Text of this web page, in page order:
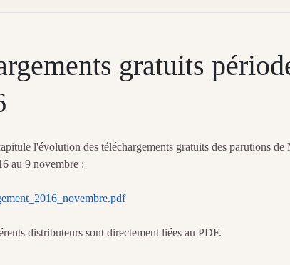
gratuits
l'évolution des téléchargements gratuits des parutions
au 9 novembre :
distributeurs sont directement liées au PDF.